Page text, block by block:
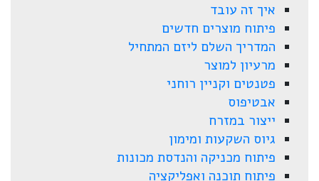
איך זה עובד
פיתוח מוצרים חדשים
המדריך השלם ליזם המתחיל
מרעיון למוצר
פטנטים וקניין רוחני
אבטיפוס
ייצור במזרח
גיוס השקעות ומימון
פיתוח מכניקה והנדסת מכונות
פיתוח תוכנה ואפליקציה